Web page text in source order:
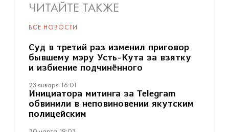
ЧИТАЙТЕ ТАКЖЕ
ВСЕ НОВОСТИ
Суд в третий раз изменил приговор
бывшему мэру Усть-Кута за взятку
и избиение подчинённого
23 января 16:01
Инициатора митинга за Telegram
обвинили в неповиновении якутским
полицейским